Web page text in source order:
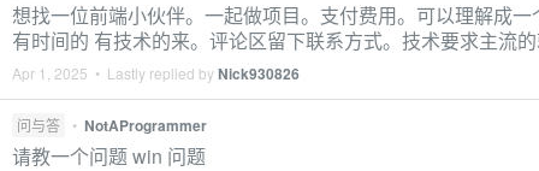
想找一位前端小伙伴。一起做项目。支付费用。可以理解成一
有时间的 有技术的来。评论区留下联系方式。技术要求主流
Apr 1, 2025 • Lastly replied byNick930826
问与答 • NotAProgrammer
请教一个问题 win 问题